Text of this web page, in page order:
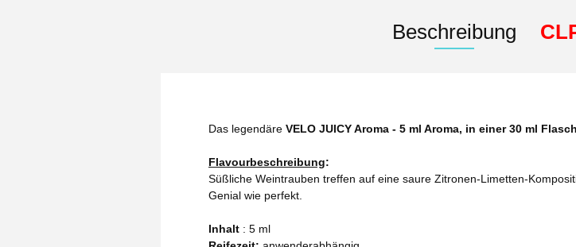
Beschreibung
Das legendäre VELO JUICY Aroma - 5 ml Aroma, in einer 30 ml
Flavourbeschreibung:
Süßliche Weintrauben treffen auf eine saure Zitronen-Limetten-
Genial wie perfekt.
Inhalt : 5 ml